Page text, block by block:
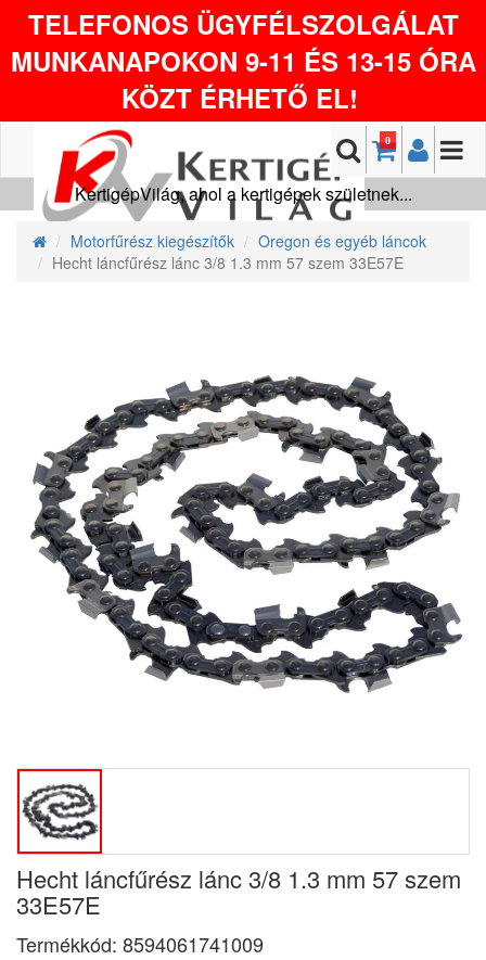
TELEFONOS ÜGYFÉLSZOLGÁLAT
MUNKANAPOKON 9-11 ÉS 13-15 ÓRA
KÖZT ÉRHETŐ EL!
0
KertigépVilág, ahol a kertigépek születnek...
Motorfűrész kiegészítők
Oregon és egyéb láncok
Hecht láncfűrész lánc 3/8 1.3 mm 57 szem 33E57E
Hecht láncfűrész lánc 3/8 1.3 mm 57 szem
33E57E
Termékkód: 8594061741009